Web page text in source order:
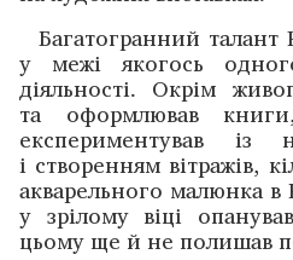
Багатогранний талант
у межі якогось
діяльності. Окрім
та оформлював
експериментував із
і створенням вітражів,
акварельного малюнка
у зрілому віці
цьому ще й не полишав